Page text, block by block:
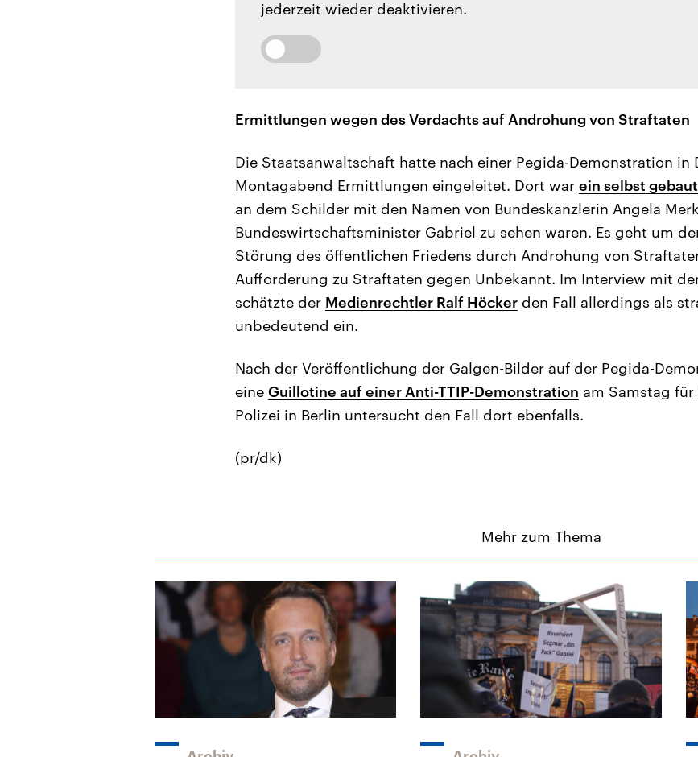
jederzeit wieder deaktivieren.
Ermittlungen wegen des Verdachts auf Androhung von Straftaten
Die Staatsanwaltschaft hatte nach einer Pegida-Demonstration in
Montagabend Ermittlungen eingeleitet. Dort war ein selbst
an dem Schilder mit den Namen von Bundeskanzlerin Angela
Bundeswirtschaftsminister Gabriel zu sehen waren. Es geht um
Störung des öffentlichen Friedens durch Androhung von
Aufforderung zu Straftaten gegen Unbekannt. Im Interview mit
schätzte der Medienrechtler Ralf Höcker den Fall allerdings als
unbedeutend ein.
Nach der Veröffentlichung der Galgen-Bilder auf der Pegida-
eine Guillotine auf einer Anti-TTIP-Demonstration am Samstag
Polizei in Berlin untersucht den Fall dort ebenfalls.
(pr/dk)
Mehr zum Thema